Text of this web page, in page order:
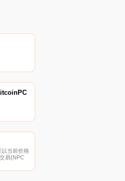
当前价格
易{NPC
V2）。您